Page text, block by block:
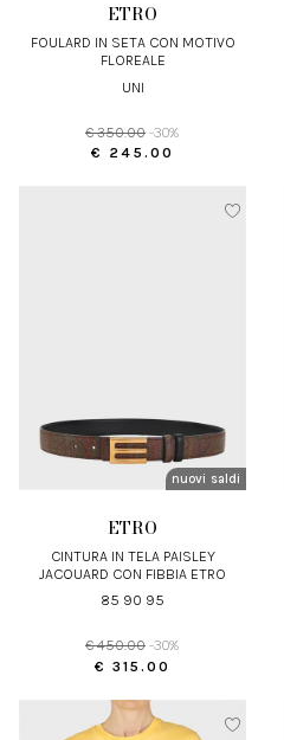
ETRO
FOULARD IN SETA CON MOTIVO
FLOREALE
UNI
€ 350.00 -30%
€ 245.00
nuovi arrivi
saldi
ETRO
CINTURA IN TELA PAISLEY
JACQUARD CON FIBBIA ETRO
85 90 95
€ 450.00 -30%
€ 315.00